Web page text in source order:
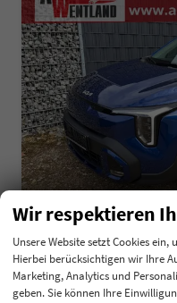
Kia Stonic
1.0 T-GDI GPF Exclusive
Wir respektieren
Unsere Website setzt Cookies
Hierbei berücksichtigen wir Ihre
Marketing, Analytics und
geben. Sie können Ihre